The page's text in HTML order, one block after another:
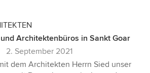
Architektenbüros in Sankt Goar
2. September 2021
dem Architekten Herrn Sied unser